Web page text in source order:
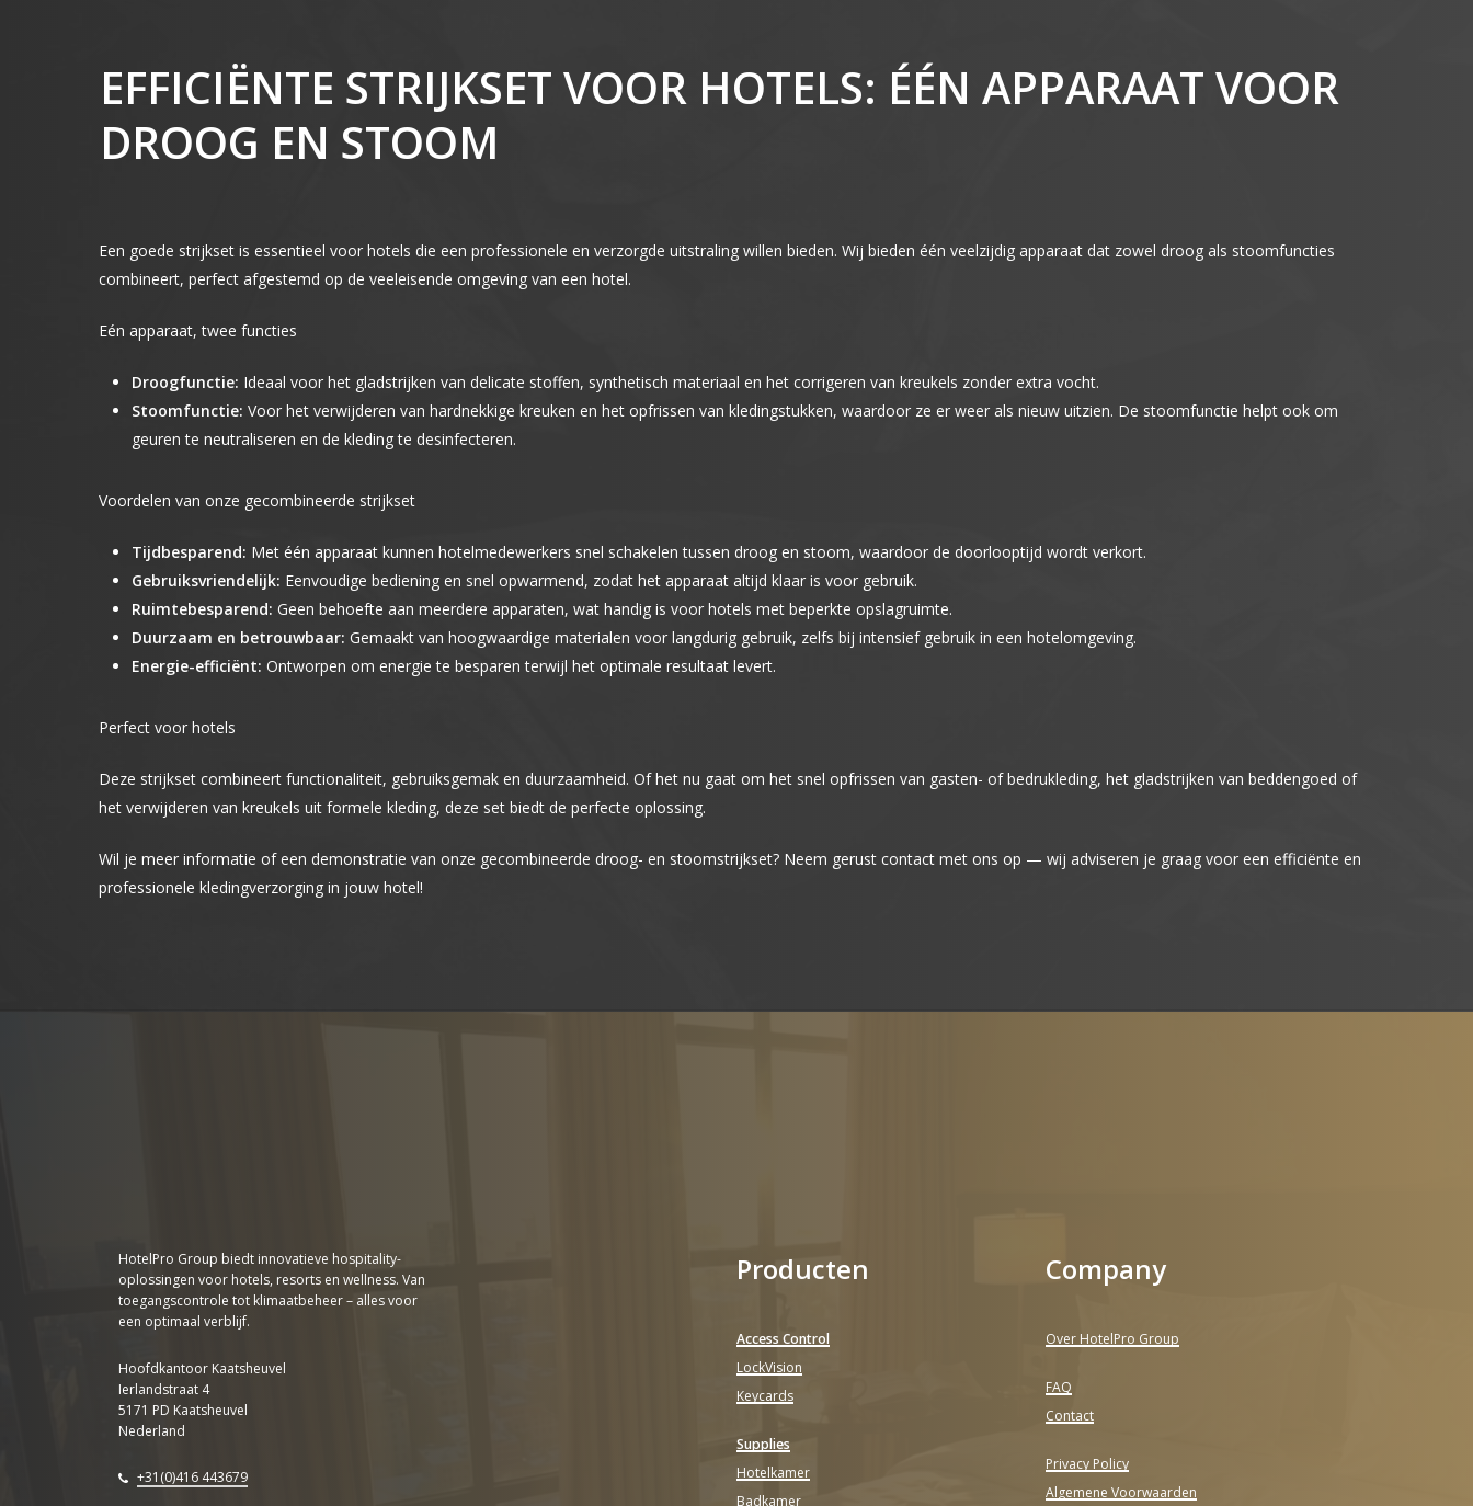
EFFICIËNTE STRIJKSET VOOR HOTELS: ÉÉN APPARAAT VOOR
DROOG EN STOOM
Een goede strijkset is essentieel voor hotels die een professionele en verzorgde uitstraling willen bieden. Wij bieden één veelzijdig apparaat dat zowel droog als stoomfuncties
combineert, perfect afgestemd op de veeleisende omgeving van een hotel.
Eén apparaat, twee functies
Droogfunctie: Ideaal voor het gladstrijken van delicate stoffen, synthetisch materiaal en het corrigeren van kreukels zonder extra vocht.
Stoomfunctie: Voor het verwijderen van hardnekkige kreuken en het opfrissen van kledingstukken, waardoor ze er weer als nieuw uitzien. De stoomfunctie helpt ook om
geuren te neutraliseren en de kleding te desinfecteren.
Voordelen van onze gecombineerde strijkset
Tijdbesparend: Met één apparaat kunnen hotelmedewerkers snel schakelen tussen droog en stoom, waardoor de doorlooptijd wordt verkort.
Gebruiksvriendelijk: Eenvoudige bediening en snel opwarmend, zodat het apparaat altijd klaar is voor gebruik.
Ruimtebesparend: Geen behoefte aan meerdere apparaten, wat handig is voor hotels met beperkte opslagruimte.
Duurzaam en betrouwbaar: Gemaakt van hoogwaardige materialen voor langdurig gebruik, zelfs bij intensief gebruik in een hotelomgeving.
Energie-efficiënt: Ontworpen om energie te besparen terwijl het optimale resultaat levert.
Perfect voor hotels
Deze strijkset combineert functionaliteit, gebruiksgemak en duurzaamheid. Of het nu gaat om het snel opfrissen van gasten- of bedrukleding, het gladstrijken van beddengoed of
het verwijderen van kreukels uit formele kleding, deze set biedt de perfecte oplossing.
Wil je meer informatie of een demonstratie van onze gecombineerde droog- en stoomstrijkset? Neem gerust contact met ons op — wij adviseren je graag voor een efficiënte en
professionele kledingverzorging in jouw hotel!
HotelPro Group biedt innovatieve hospitality-
oplossingen voor hotels, resorts en wellness. Van
toegangscontrole tot klimaatbeheer – alles voor
een optimaal verblijf.
Hoofdkantoor Kaatsheuvel
Ierlandstraat 4
5171 PD Kaatsheuvel
Nederland
+31(0)416 443679
Producten
Access Control
LockVision
Keycards
Supplies
Hotelkamer
Badkamer
Company
Over HotelPro Group
FAQ
Contact
Privacy Policy
Algemene Voorwaarden